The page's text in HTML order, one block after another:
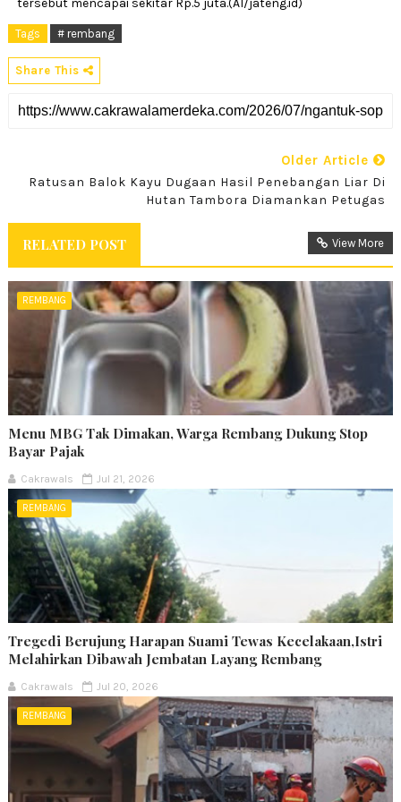
tersebut mencapai sekitar Rp.5 juta.(Al/jateng.id)
Tags # rembang
Share This
Older Article
Ratusan Balok Kayu Dugaan Hasil Penebangan Liar Di
Hutan Tambora Diamankan Petugas
RELATED POST View More
REMBANG
Menu MBG Tak Dimakan, Warga Rembang Dukung Stop
Bayar Pajak
Cakrawals Jul 21, 2026
REMBANG
Tregedi Berujung Harapan Suami Tewas Kecelakaan,Istri
Melahirkan Dibawah Jembatan Layang Rembang
Cakrawals Jul 20, 2026
REMBANG